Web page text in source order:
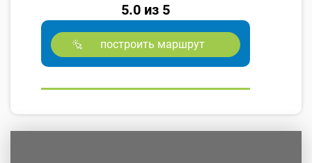
5.0 из 5
построить маршрут